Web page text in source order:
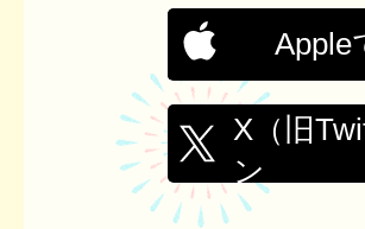
Apple
X（旧
ン